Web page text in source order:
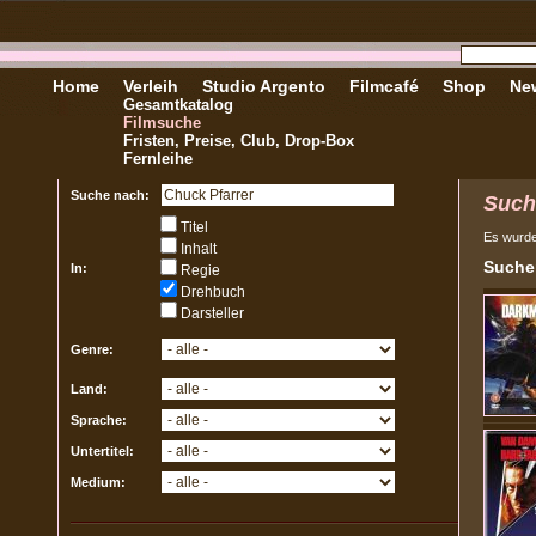
Home Verleih
Gesamtkatalog
Filmsuche
Fristen, Preise, Club, Drop-Box
Fernleihe
Studio Argento Filmcafé Shop
Suche nach:
In:
Titel
Inhalt
Regie
Drehbuch
Darsteller
Genre:
Land:
Sprache:
Untertitel:
Medium:
Es